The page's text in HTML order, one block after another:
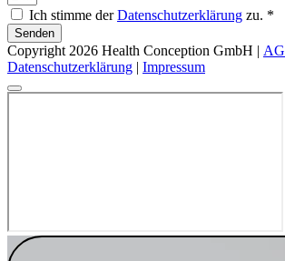
Ich stimme derDatenschutzerklärung zu. *
Senden
Copyright 2026 Health Conception GmbH |
Datenschutzerklärung
Impressum